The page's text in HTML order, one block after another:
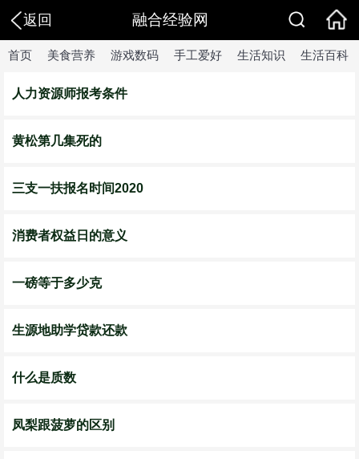
返回 融合经验网
首页 美食营养 游戏数码 手工爱好 生活知识 生活百科
人力资源师报考条件
黄松第几集死的
三支一扶报名时间2020
消费者权益日的意义
一磅等于多少克
生源地助学贷款还款
什么是质数
凤梨跟菠萝的区别